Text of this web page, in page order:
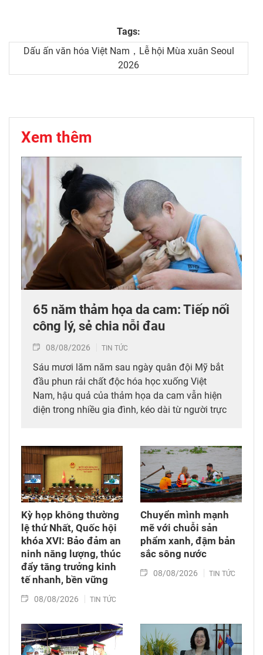
Tags:
Dấu ấn văn hóa Việt Nam，Lễ hội Mùa xuân Seoul
2026
Xem thêm
65 năm thảm họa da cam: Tiếp nối
công lý, sẻ chia nỗi đau
08/08/2026 TIN TỨC
Sáu mươi lăm năm sau ngày quân đội Mỹ bắt
đầu phun rải chất độc hóa học xuống Việt
Nam, hậu quả của thảm họa da cam vẫn hiện
diện trong nhiều gia đình, kéo dài từ người trực
diễn ra tại các tòa án quốc tế mà còn cần được
tiếp tục bằng những chính sách đủ đầy hơn, để
những người sinh ra trong hòa bình không bị
bỏ lại với hậu quả của cuộc chiến mình chưa
từng trải qua.
Kỳ họp không thường
lệ thứ Nhất, Quốc hội
khóa XVI: Bảo đảm an
ninh năng lượng, thúc
đẩy tăng trưởng kinh
tế nhanh, bền vững
08/08/2026 TIN TỨC
Chuyển mình mạnh
mẽ với chuỗi sản
phẩm xanh, đậm bản
sắc sông nước
08/08/2026 TIN TỨC